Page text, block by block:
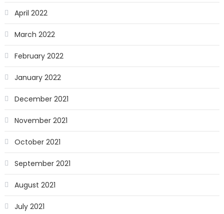
April 2022
March 2022
February 2022
January 2022
December 2021
November 2021
October 2021
September 2021
August 2021
July 2021